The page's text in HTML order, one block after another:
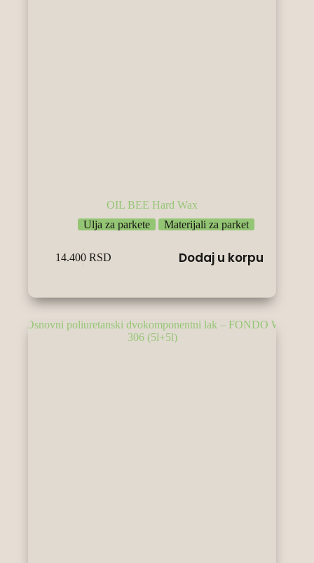
OIL BEE Hard Wax
Ulja za parkete
Materijali za parket
14.400 RSD Dodaj u korpu